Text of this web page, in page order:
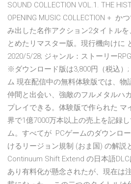
SOUND COLLECTION VOL.1. THE
OPENING MUSIC COLLECTION + か
み出した名作アクション2タイトル
とめたリマスター版。現行機向けに
2020/5/28; ジャンル：ストーリー
※ダウンロード版は3,800円（税込）
ム 現在配信中の無料体験版では、物
仲間と出会い、強敵のフルメタルハ
プレイできる。体験版で作られた マ
界で1億7000万本以上の売上を記録
ム。すべてが PCゲームのダウンロ
けるリージョン規制 (おま国) の解説
Continuum Shift Extend の日本語
あり有料化が懸念されたが、現在は